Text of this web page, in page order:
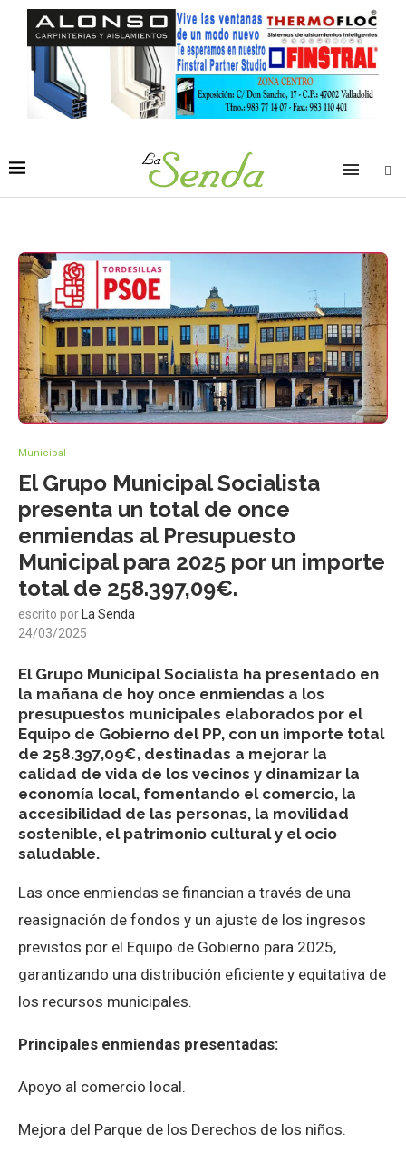
Municipal
El Grupo Municipal Socialista
presenta un total de once
enmiendas al Presupuesto
Municipal para 2025 por un importe
total de 258.397,09€.
escrito por
La Senda
24/03/2025
El Grupo Municipal Socialista ha presentado en
la mañana de hoy once enmiendas a los
presupuestos municipales elaborados por el
Equipo de Gobierno del PP, con un importe total
de 258.397,09€, destinadas a mejorar la
calidad de vida de los vecinos y dinamizar la
economía local, fomentando el comercio, la
accesibilidad de las personas, la movilidad
sostenible, el patrimonio cultural y el ocio
saludable.
Las once enmiendas se financian a través de una
reasignación de fondos y un ajuste de los ingresos
previstos por el Equipo de Gobierno para 2025,
garantizando una distribución eficiente y equitativa de
los recursos municipales.
Principales enmiendas presentadas:
Apoyo al comercio local.
Mejora del Parque de los Derechos de los niños.